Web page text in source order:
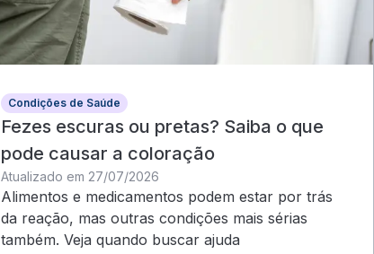
Condições de Saúde
Fezes escuras ou pretas? Saiba o que
pode causar a coloração
Atualizado em 27/07/2026
Alimentos e medicamentos podem estar por trás
da reação, mas outras condições mais sérias
também. Veja quando buscar ajuda